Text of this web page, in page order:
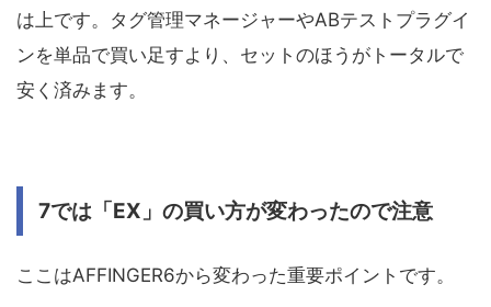
は上です。タグ管理マネージャーやABテストプラグイ
ンを単品で買い足すより、セットのほうがトータルで
安く済みます。
7では「EX」の買い方が変わったので注意
ここはAFFINGER6から変わった重要ポイントです。